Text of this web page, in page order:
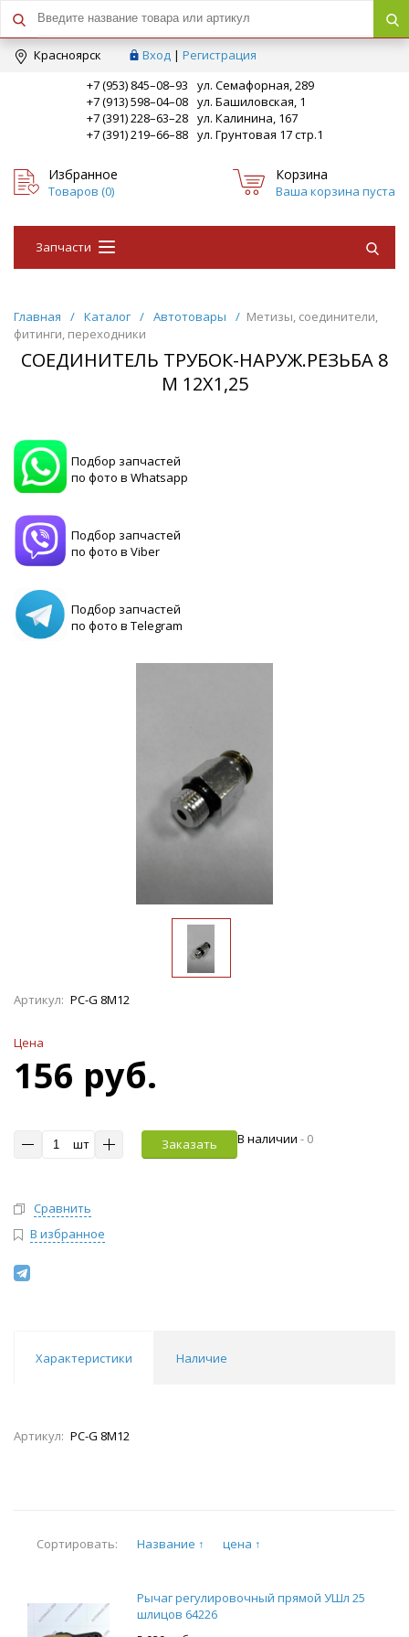
Краcноярск Вход | Регистрация
+7 (953) 845–08–93
ул. Семафорная, 289
+7 (913) 598–04–08 ул. Башиловская, 1
+7 (391) 228–63–28 ул. Калинина, 167
+7 (391) 219–66–88 ул. Грунтовая 17 стр.1
Избранное
Товаров (0)
Корзина
Ваша корзина пуста
Запчасти
Главная / Каталог / Автотовары / Метизы, соединители,
фитинги, переходники
СОЕДИНИТЕЛЬ ТРУБОК-НАРУЖ.РЕЗЬБА 8
М 12Х1,25
Подбор запчастей
по фото в Whatsapp
Подбор запчастей
по фото в Viber
Подбор запчастей
по фото в Telegram
Артикул: PC-G 8M12
Цена
156 руб.
шт Заказать В наличии - 0
Сравнить
В избранное
Характеристики Наличие
Артикул: PC-G 8M12
Сортировать: Название ↑ цена ↑
Рычаг регулировочный прямой УШл 25
шлицов 64226